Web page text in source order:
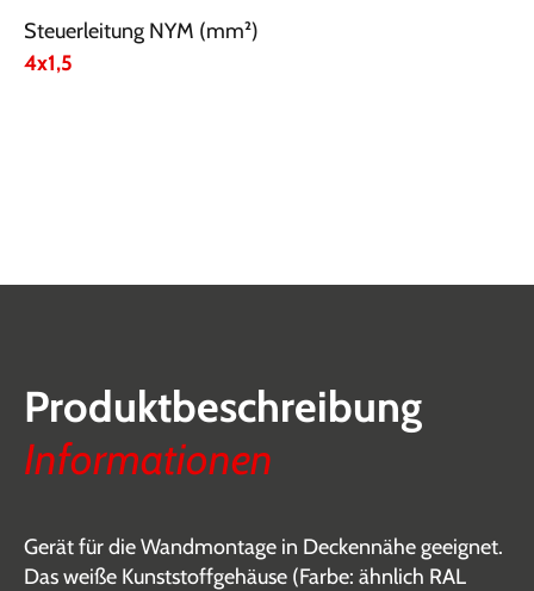
Steuerleitung NYM (mm²)
4x1,5
Produktbeschreibung
Informationen
Gerät für die Wandmontage in Deckennähe geeignet.
Das weiße Kunststoffgehäuse (Farbe: ähnlich RAL